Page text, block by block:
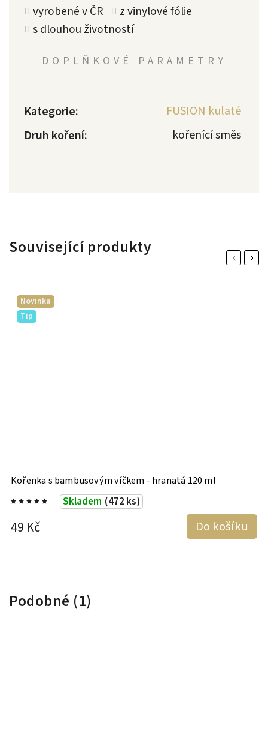
vyrobené v ČR
z vinylové fólie
s dlouhou životností
DOPLŇKOVÉ PARAMETRY
Kategorie:
FUSION kulaté
Druh koření: kořenící směs
Související produkty Previous
Novinka
Tip
Kořenka s bambusovým víčkem - hranatá 120 ml
Skladem (472 ks)
49 Kč Do košíku
Next
Podobné (1)